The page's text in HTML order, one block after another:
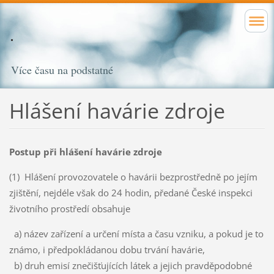
Více času na podstatné
Hlášení havárie zdroje
Postup při hlášení havárie zdroje
(1) Hlášení provozovatele o havárii bezprostředně po jejím
zjištění, nejdéle však do 24 hodin, předané České inspekci
životního prostředí obsahuje
a) název zařízení a určení místa a času vzniku, a pokud je to
známo, i předpokládanou dobu trvání havárie,
b) druh emisí znečišťujících látek a jejich pravděpodobné